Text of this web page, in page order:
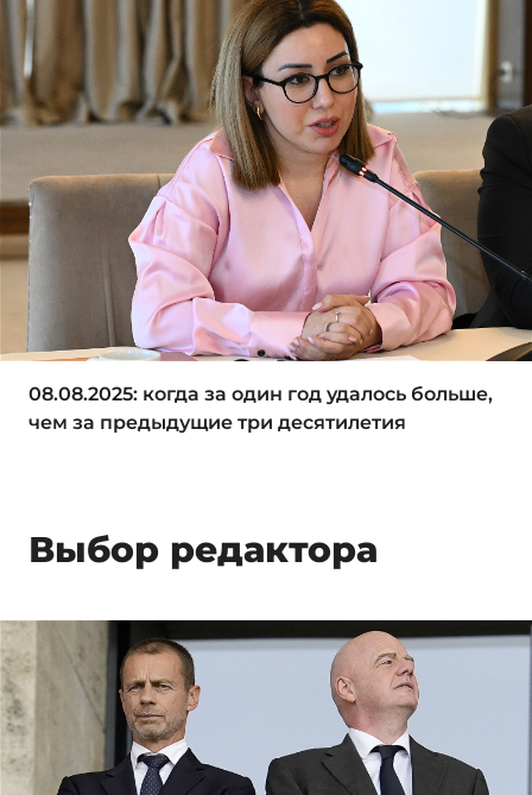
08.08.2025: когда за один год удалось больше,
чем за предыдущие три десятилетия
Выбор редактора